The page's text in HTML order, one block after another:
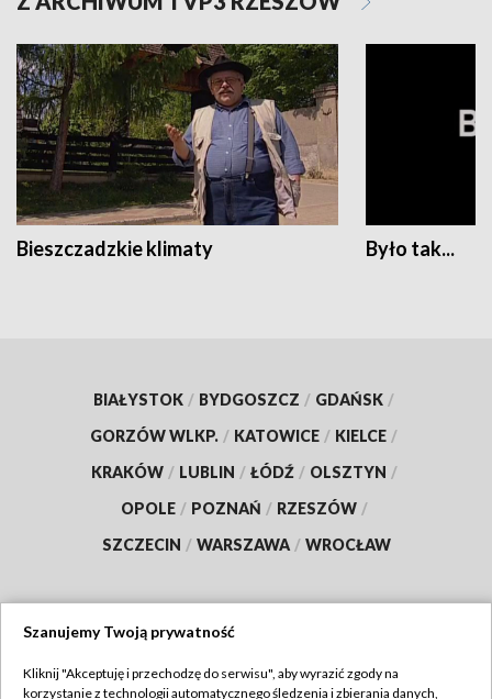
Bieszczadzkie klimaty Było tak...
BIAŁYSTOK / BYDGOSZCZ / GDAŃSK /
GORZÓW WLKP. / KATOWICE / KIELCE /
KRAKÓW / LUBLIN / ŁÓDŹ / OLSZTYN /
OPOLE / POZNAŃ / RZESZÓW /
SZCZECIN / WARSZAWA / WROCŁAW
Szanujemy Twoją prywatność
Kliknij "Akceptuję i przechodzę do serwisu", aby wyrazić zgody na
korzystanie z technologii automatycznego śledzenia i zbierania danych,